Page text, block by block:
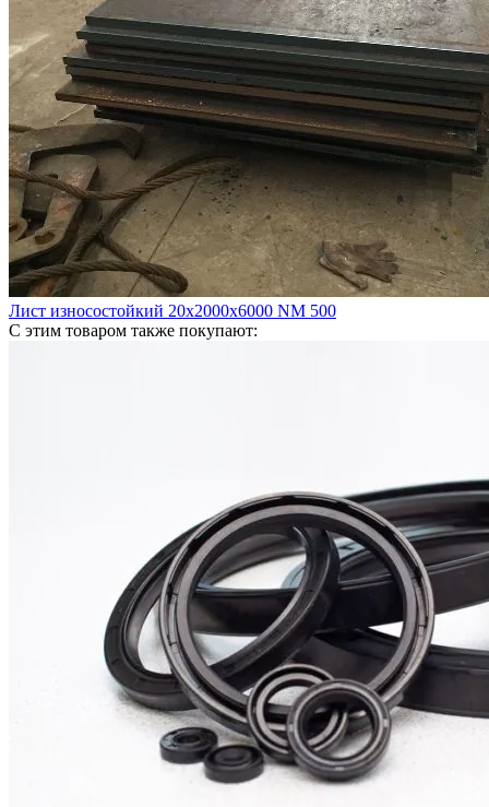
Лист износостойкий 20х2000х6000 NM 500
С этим товаром также покупают: